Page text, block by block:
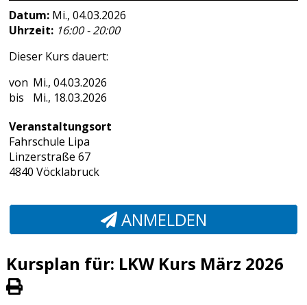
Datum: Mi., 04.03.2026
Uhrzeit: 16:00 - 20:00
Dieser Kurs dauert:
Mi., 04.03.2026
Mi., 18.03.2026
Veranstaltungsort
Fahrschule Lipa
Linzerstraße 67
4840 Vöcklabruck
ANMELDEN
Kursplan für: LKW Kurs März 2026